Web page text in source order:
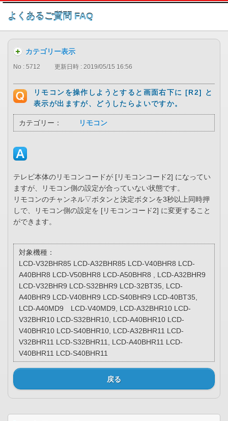
このページの本文へ
よくあるご質問 FAQ
カテゴリー表示
No : 5712 更新日時 : 2019/05/15 16:56
リモコンを操作しようとすると画面右下に [R2] と
表示が出ますが、どうしたらよいですか。
カテゴリー： リモコン
テレビ本体のリモコンコードが [リモコンコード2] になってい
ますが、リモコン側の設定が合っていない状態です。
リモコンのチャンネル▽ボタンと決定ボタンを3秒以上同時押
しで、リモコン側の設定を [リモコンコード2] に変更すること
ができます。
対象機種：
LCD-V32BHR85 LCD-A32BHR85 LCD-V40BHR8 LCD-
A40BHR8 LCD-V50BHR8 LCD-A50BHR8 , LCD-A32BHR9
LCD-V32BHR9 LCD-S32BHR9 LCD-32BT35, LCD-
A40BHR9 LCD-V40BHR9 LCD-S40BHR9 LCD-40BT35,
LCD-A40MD9 LCD-V40MD9, LCD-A32BHR10 LCD-
V32BHR10 LCD-S32BHR10, LCD-A40BHR10 LCD-
V40BHR10 LCD-S40BHR10, LCD-A32BHR11 LCD-
V32BHR11 LCD-S32BHR11, LCD-A40BHR11 LCD-
V40BHR11 LCD-S40BHR11
戻る